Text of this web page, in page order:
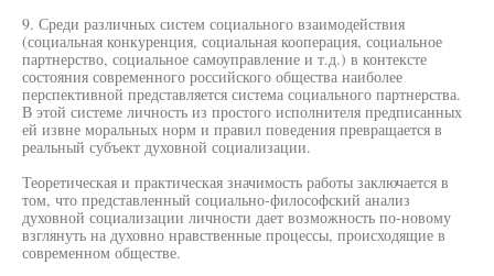
9. Среди различных систем социального взаимодействия
(социальная конкуренция, социальная кооперация, социальное
партнерство, социальное самоуправление и т.д.) в контексте
состояния современного российского общества наиболее
перспективной представляется система социального партнерства.
В этой системе личность из простого исполнителя предписанных
ей извне моральных норм и правил поведения превращается в
реальный субъект духовной социализации.
Теоретическая и практическая значимость работы заключается в
том, что представленный социально-философский анализ
духовной социализации личности дает возможность по-новому
взглянуть на духовно нравственные процессы, происходящие в
современном обществе.